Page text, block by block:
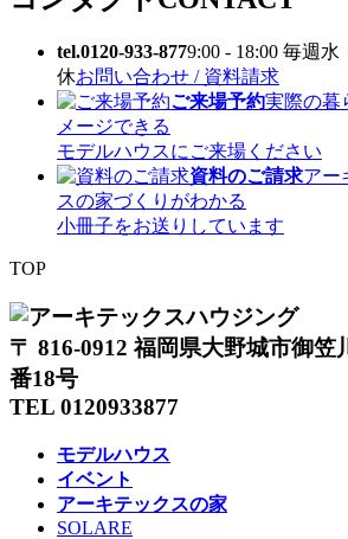
tel.0120-933-8779:00 - 18:00 毎週水
休お問い合わせ / 資料請求
ご来場予約実際の暮
メージできる
モデルハウスにご来場ください
資料のご請求アー
スの家づくりがわかる
小冊子をお送りしています
TOP
〒 816-0912 福岡県大野城市御笠
番18号
TEL 0120933877
モデルハウス
イベント
アーキテックスの家
SOLARE